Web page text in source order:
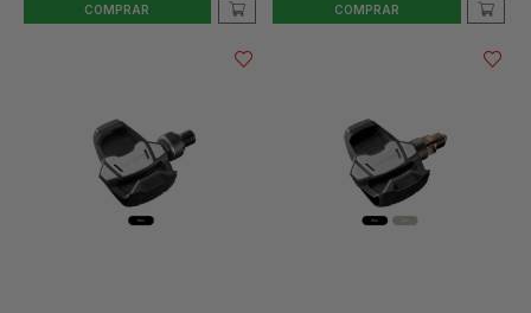
COMPRAR COMPRAR